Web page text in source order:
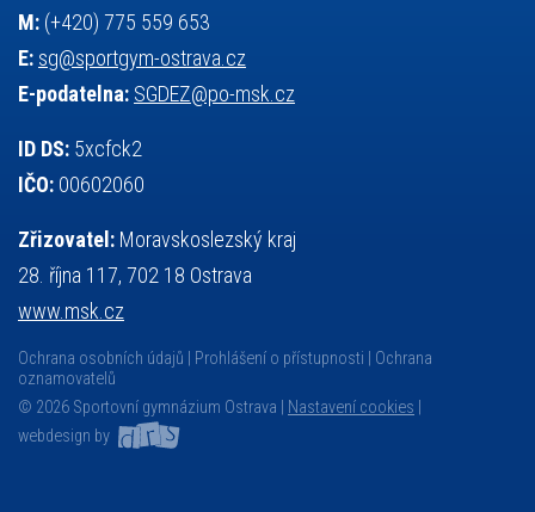
M: (+420) 775 559 653
E: sg@sportgym-ostrava.cz
E-podatelna: SGDEZ@po-msk.cz
ID DS: 5xcfck2
IČO: 00602060
Zřizovatel: Moravskoslezský kraj
28. října 117, 702 18 Ostrava
www.msk.cz
Ochrana osobních údajů Prohlášení o přístupnosti
Ochrana
oznamovatelů
© 2026 Sportovní gymnázium Ostrava |
Nastavení cookies
webdesign by